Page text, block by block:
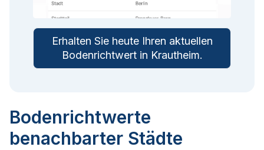
Erhalten Sie heute Ihren aktuellen
Bodenrichtwert in Krautheim.
Bodenrichtwerte
benachbarter Städte